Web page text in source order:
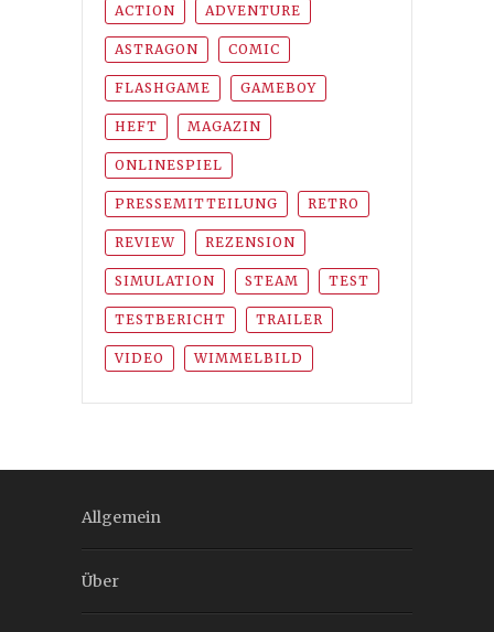
ACTION ADVENTURE
ASTRAGON COMIC
FLASHGAME GAMEBOY
HEFT MAGAZIN
ONLINESPIEL
PRESSEMITTEILUNG RETRO
REVIEW REZENSION
SIMULATION STEAM TEST
TESTBERICHT TRAILER
VIDEO WIMMELBILD
Allgemein
Über